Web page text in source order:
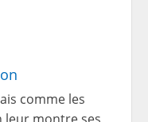
comme les